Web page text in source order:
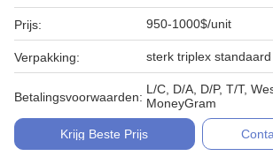
Prijs: 950-1000$/unit
Verpakking: sterk triplex
Betalingsvoorwaarden:
L/C, D/A, D/P, T/T,
MoneyGram
Krijg Beste Prijs